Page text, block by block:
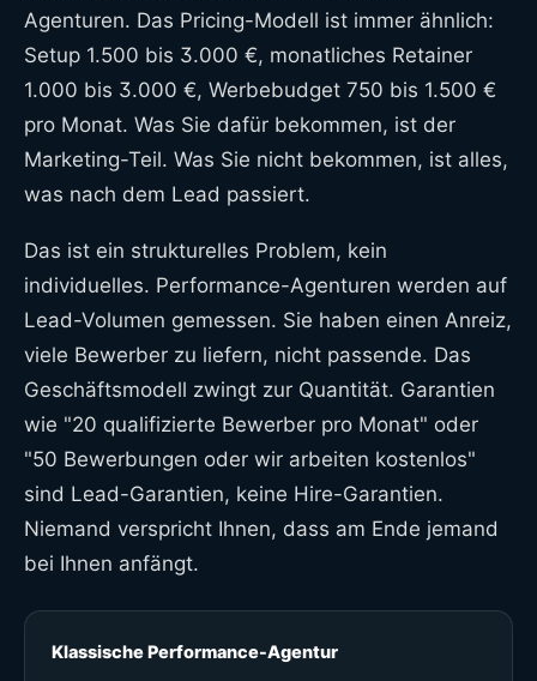
Agenturen. Das Pricing-Modell ist immer ähnlich:
Setup 1.500 bis 3.000 €, monatliches Retainer
1.000 bis 3.000 €, Werbebudget 750 bis 1.500 €
pro Monat. Was Sie dafür bekommen, ist der
Marketing-Teil. Was Sie nicht bekommen, ist alles,
was nach dem Lead passiert.
Das ist ein strukturelles Problem, kein
individuelles. Performance-Agenturen werden auf
Lead-Volumen gemessen. Sie haben einen Anreiz,
viele Bewerber zu liefern, nicht passende. Das
Geschäftsmodell zwingt zur Quantität. Garantien
wie "20 qualifizierte Bewerber pro Monat" oder
"50 Bewerbungen oder wir arbeiten kostenlos"
sind Lead-Garantien, keine Hire-Garantien.
Niemand verspricht Ihnen, dass am Ende jemand
bei Ihnen anfängt.
Klassische Performance-Agentur